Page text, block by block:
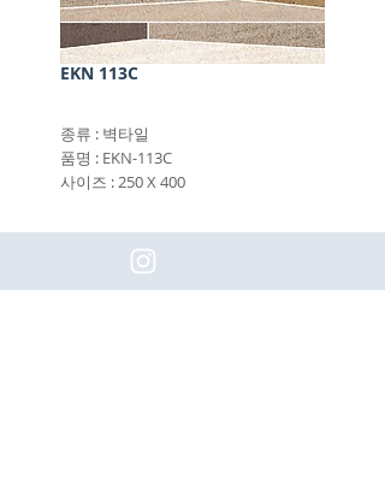
EKN 113C
종류 : 벽타일
품명 : EKN-113C
사이즈 : 250 X 400